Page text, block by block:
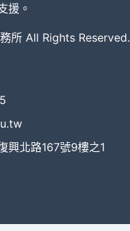
援。
所 All Rights Reserved.
興北路167號9樓之1